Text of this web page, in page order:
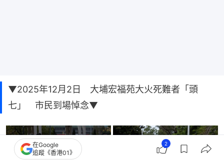
▼2025年12月2日 大埔宏福苑大火死難者「頭
七」 市民到場悼念▼
在Google
追蹤《香港01》
2